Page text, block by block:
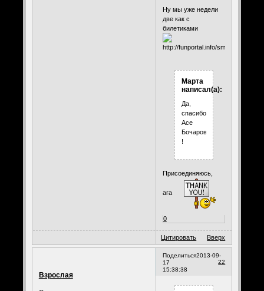
Ну мы уже недели
две как с
билетиками
Марта
написал(а):
Да,
спасибо
Асе
Бочаровой
!
Присоединяюсь,
ага
0
Цитировать Вверх
Поделиться
22
2013-09-
17
15:38:38
Взрослая